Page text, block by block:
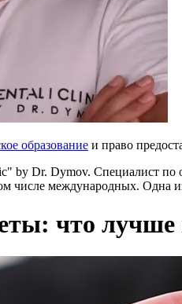
образование и право
by Dr. Dymov. Специалист по
числе международных. Одна
что лучше